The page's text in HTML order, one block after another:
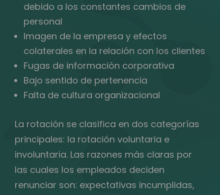
debido a los constantes cambios de
personal
Imagen de la empresa y efectos
colaterales en la relación con los clientes
Fugas de información corporativa
Bajo sentido de pertenencia
Falta de cultura organizacional
La rotación se clasifica en dos categorías
principales: la rotación voluntaria e
involuntaria. Las razones más claras por
las cuales los empleados deciden
renunciar son: expectativas incumplidas,